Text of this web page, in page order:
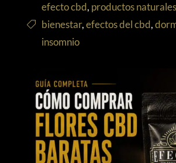
efecto cbd, productos naturales
bienestar,efectos del cbd,
insomnio